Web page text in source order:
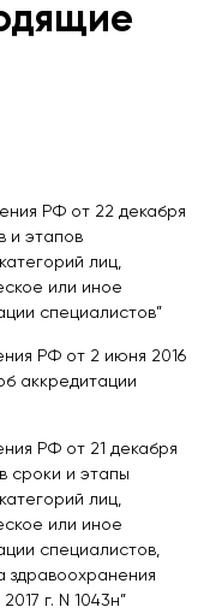
РФ от 22 декабря
и этапов
лиц,
или иное
специалистов”
РФ от 2 июня 2016
аккредитации
РФ от 21 декабря
сроки и этапы
лиц,
или иное
специалистов,
здравоохранения
г. N 1043н”